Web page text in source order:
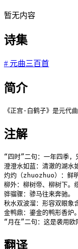
暂无内容
诗集
# 元曲三百首
简介
《正宫·白鹤子》是元代
注解
“四时”二句：一年四季
澄澄水如蓝：清澈的湖水
灼灼（zhuozhuo）：鲜明
柳外：柳树帝、柳树下。
骅骝骤：骖马往来奔驰。
秋水双波溜：形容双眼象
金鸭鼎：鎏金的鸭形香炉。
“月在”二句：这是袭用
翻译